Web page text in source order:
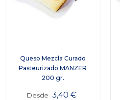
Queso Mezcla Curado
Pasteurizado MANZER
200 gr.
Desde 3,40€